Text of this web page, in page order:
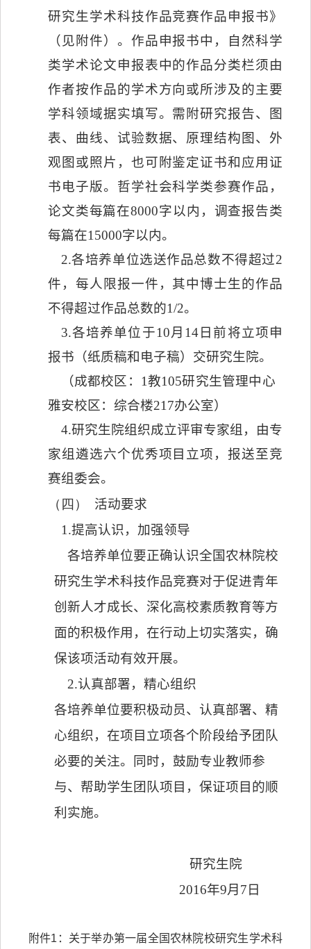
研究生学术科技作品竞赛作品申报书》
（见附件）。作品申报书中，自然科学
类学术论文申报表中的作品分类栏须由
作者按作品的学术方向或所涉及的主要
学科领域据实填写。需附研究报告、图
表、曲线、试验数据、原理结构图、外
观图或照片，也可附鉴定证书和应用证
书电子版。哲学社会科学类参赛作品，
论文类每篇在8000字以内，调查报告类
每篇在15000字以内。
2.各培养单位选送作品总数不得超过2
件，每人限报一件，其中博士生的作品
不得超过作品总数的1/2。
3.各培养单位于10月 14 日前将立项申
报书（纸质稿和电子稿）交研究生院。
（成都校区： 1教105研究生管理中心
雅安校区：综合楼217办公室）
4.研究生院组织成立评审专家组，由专
家组遴选六个优秀项目立项，报送至竞
赛组委会。
（四）
活动要求
1.提高认识，加强领导
各培养单位要正确认识全国农林院校
研究生学术科技作品竞赛对于促进青年
创新人才成长、深化高校素质教育等方
面的积极作用，在行动上切实落实，确
保该项活动有效开展。
2.认真部署，精心组织
各培养单位要积极动员、认真部署、精
心组织，在项目立项各个阶段给予团队
必要的关注。同时，鼓励专业教师参
与、帮助学生团队项目，保证项目的顺
利实施。
研究生院
2016年9月 7 日
附件1： 关于举办第一届全国农林院校研究生学术科